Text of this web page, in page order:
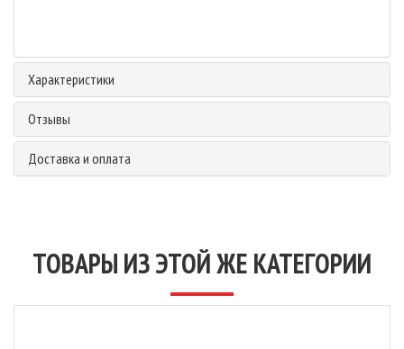
Характеристики
Отзывы
Доставка и оплата
ТОВАРЫ ИЗ ЭТОЙ ЖЕ КАТЕГОРИИ